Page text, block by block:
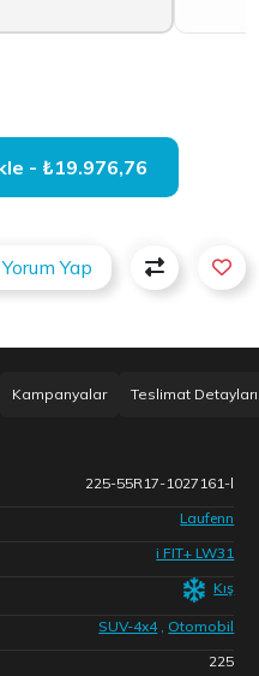
Sepete Ekle - ₺19.976,76
Yorum Yap
Kampanyalar Teslimat Detayları
225-55R17-1027161-l
Laufenn
i FIT+ LW31
Kış
SUV-4x4
Otomobil
225